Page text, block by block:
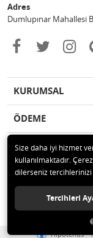
Adres
Dumlupınar Mahallesi
KURUMSAL
ÖDEME
İLETİŞİM
© 2020
Hipotenüs
Size daha iyi hizmet
kullanılmaktadır.
dilerseniz
Tercihleri